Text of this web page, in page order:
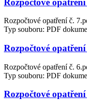
Rozpočtové opatření č.
Typ souboru: PDF
Rozpočtové opatření
Rozpočtové opatření č.
Typ souboru: PDF
Rozpočtové opatření